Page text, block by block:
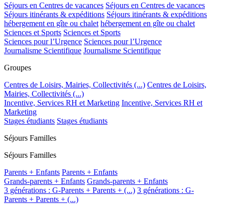
Séjours en Centres de vacances Séjours en Centres de vacances
Séjours itinérants & expéditions Séjours itinérants & expéditions
hébergement en gîte ou chalet hébergement en gîte ou chalet
Sciences et Sports Sciences et Sports
Sciences pour l’Urgence Sciences pour l’Urgence
Journalisme Scientifique Journalisme Scientifique
Groupes
Centres de Loisirs, Mairies, Collectivités (...) Centres de Loisirs,
Mairies, Collectivités (...)
Incentive, Services RH et Marketing Incentive, Services RH et
Marketing
Stages étudiants Stages étudiants
Séjours Familles
Séjours Familles
Parents + Enfants Parents + Enfants
Grands-parents + Enfants Grands-parents + Enfants
3 générations : G-Parents + Parents + (...) 3 générations : G-
Parents + Parents + (...)